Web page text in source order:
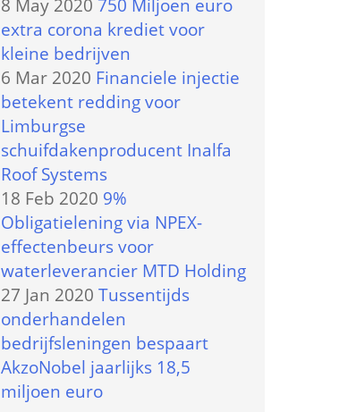
extra corona krediet voor
kleine bedrijven
6 Mar 2020 Financiele injectie
betekent redding voor
Limburgse
schuifdakenproducent Inalfa
Roof Systems
18 Feb 2020 9%
Obligatielening via NPEX-
effectenbeurs voor
waterleverancier MTD Holding
27 Jan 2020 Tussentijds
onderhandelen
bedrijfsleningen bespaart
AkzoNobel jaarlijks 18,5
miljoen euro